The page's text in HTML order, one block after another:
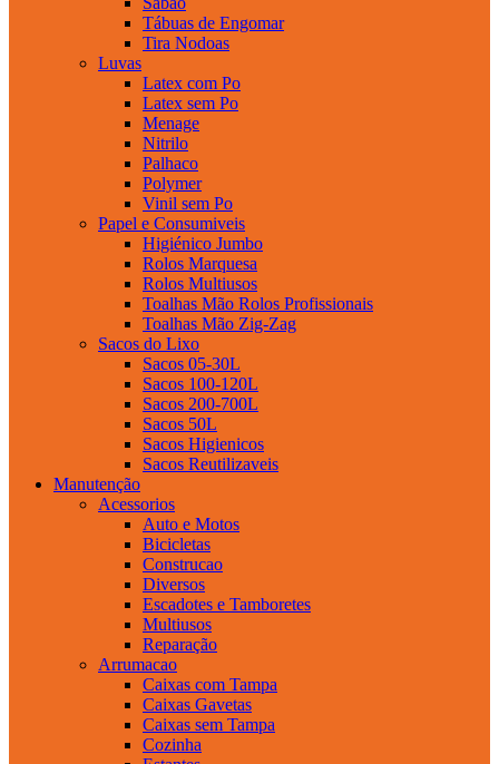
Tábuas de Engomar
Tira Nodoas
Luvas
Latex com Po
Latex sem Po
Menage
Nitrilo
Palhaco
Polymer
Vinil sem Po
Papel e Consumiveis
Higiénico Jumbo
Rolos Marquesa
Rolos Multiusos
Toalhas Mão Rolos Profissionais
Toalhas Mão Zig-Zag
Sacos do Lixo
Sacos 05-30L
Sacos 100-120L
Sacos 200-700L
Sacos 50L
Sacos Higienicos
Sacos Reutilizaveis
Manutenção
Acessorios
Auto e Motos
Bicicletas
Construcao
Diversos
Escadotes e Tamboretes
Multiusos
Reparação
Arrumacao
Caixas com Tampa
Caixas Gavetas
Caixas sem Tampa
Cozinha